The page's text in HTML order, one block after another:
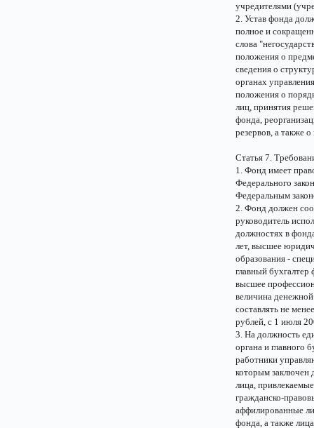
учредителями
2. Устав фонда
полное и
слова
положения о
сведения о
органах
положения о
лиц, принятия
фонда,
резервов, а также
Статья 7.
1. Фонд имеет
Федерального
Федеральным
2. Фонд должен
руководитель
должностях в
лет, высшее
образования -
главный
высшее
величина
составлять не
рублей, с 1 июля
3. На должность
органа и главного
работники
которым заключен
лица,
гражданско-
аффилированные
фонда, а также